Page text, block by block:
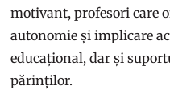
motivant, profesori care
autonomie și implicare
educațional, dar și
părinților.